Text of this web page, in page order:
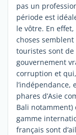
pas un
période est
le vôtre. En
choses
touristes sont de
gouvernement
corruption et
l’indépendance,
phares d’Asie
Bali notamment)
gamme
français sont